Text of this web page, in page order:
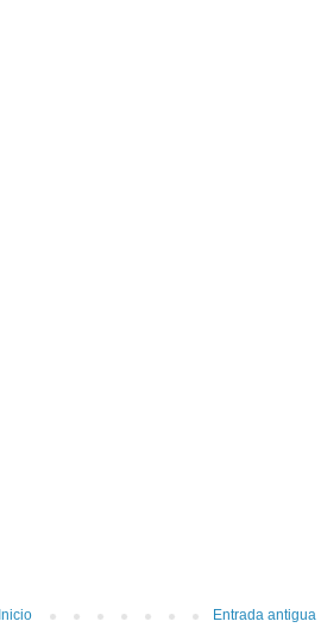
Entrada antigua
Inicio